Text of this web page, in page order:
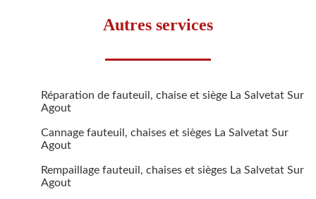
Autres services
Réparation de fauteuil, chaise et siège La Salvetat Sur
Agout
Cannage fauteuil, chaises et sièges La Salvetat Sur
Agout
Rempaillage fauteuil, chaises et sièges La Salvetat Sur
Agout